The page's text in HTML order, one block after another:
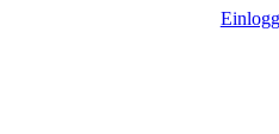
ERSTELLEN